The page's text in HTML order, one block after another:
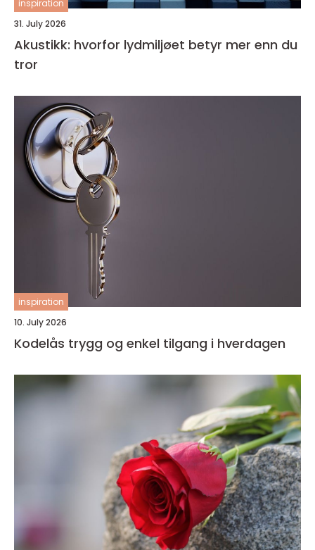
inspiration
31. July 2026
Akustikk: hvorfor lydmiljøet betyr mer enn du
tror
inspiration
10. July 2026
Kodelås trygg og enkel tilgang i hverdagen